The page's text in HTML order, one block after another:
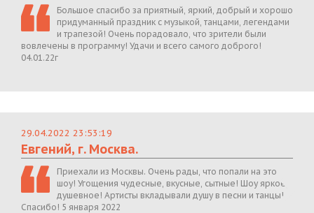
Большое спасибо за приятный, яркий, добрый и хорошо
придуманный праздник с музыкой, танцами, легендами
и трапезой! Очень порадовало, что зрители были
вовлечены в программу! Удачи и всего самого доброго!
04.01.22г
29.04.2022 23:53:19
Евгений, г. Москва.
Приехали из Москвы. Очень рады, что попали на это
шоу! Угощения чудесные, вкусные, сытные! Шоу яркое,
душевное! Артисты вкладывали душу в песни и танцы!
Спасибо! 5 января 2022